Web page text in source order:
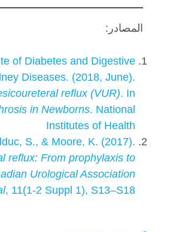
المصادر:
of Diabetes and Digestive
Diseases. (2018, June).
reflux (VUR). In
in Newborns. National
Institutes of Health
S., & Moore, K. (2017).
reflux: From prophylaxis to
Urological Association
, 11(1-2 Suppl 1), S13–S18